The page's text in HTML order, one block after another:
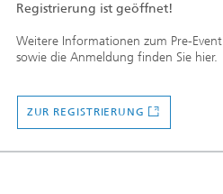
Registrierung ist geöffnet!
Weitere Informationen zum Pre-Event
sowie die Anmeldung finden Sie hier.
ZUR REGISTRIERUNG